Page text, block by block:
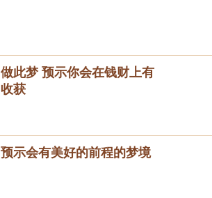
做此梦 预示你会在钱财上有
收获
预示会有美好的前程的梦境